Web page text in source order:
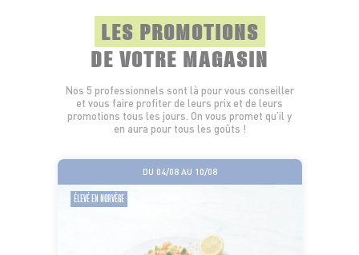
LES PROMOTIONS
DE VOTRE MAGASIN
Nos 5 professionnels sont là pour vous conseiller
et vous faire profiter de leurs prix et de leurs
promotions tous les jours. On vous promet qu’il y
en aura pour tous les goûts !
DU 04/08 AU 10/08
ÉLEVÉ EN NORVÈGE